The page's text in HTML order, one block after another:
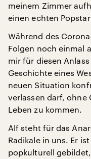
meinem Zimmer
einen echten
Während des
Folgen noch einmal
mir für diesen
Geschichte eines
neuen Situation
verlassen darf, ohne
Leben zu kommen.
Alf steht für das
Radikale in uns. Er
popkulturell